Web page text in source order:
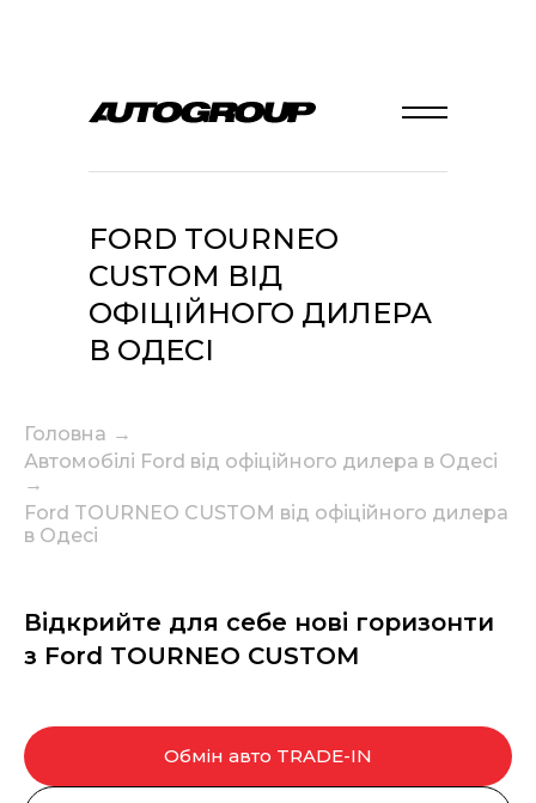
FORD TOURNEO
CUSTOM ВІД
ОФІЦІЙНОГО ДИЛЕРА
В ОДЕСІ
Головна →
Автомобілі Ford від офіційного дилера в Одесі
→
Ford TOURNEO CUSTOM від офіційного дилера
в Одесі
Відкрийте для себе нові горизонти
з Ford TOURNEO CUSTOM
Обмін авто TRADE-IN